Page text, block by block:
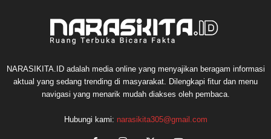
NARASIKITA.ID adalah media online yang menyajikan beragam informasi
aktual yang sedang trending di masyarakat. Dilengkapi fitur dan menu
navigasi yang menarik mudah diakses oleh pembaca.
Hubungi kami: narasikita305@gmail.com